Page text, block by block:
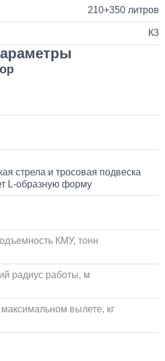
3 500
компрессора КАМАЗ
контроля положения
двухрядной кабины с
от 5 до 10 дней
на воздушных подушках
210+350 литров
К3
стрела и тросовая подвеска
L-образную форму
КМУ, тонн
радиус работы, м
вылете, кг